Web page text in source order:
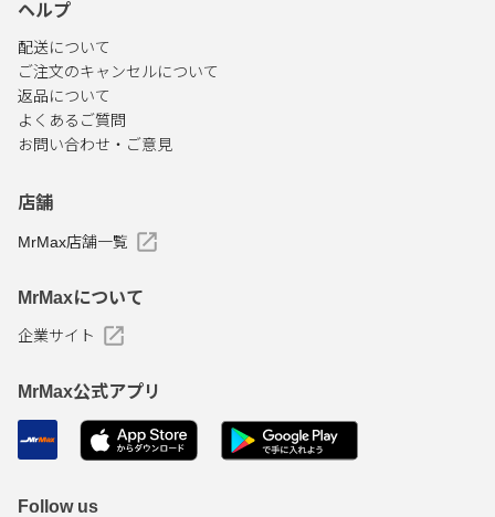
ヘルプ
配送について
ご注文のキャンセルについて
返品について
よくあるご質問
お問い合わせ・ご意見
店舗
MrMax店舗一覧
MrMaxについて
企業サイト
MrMax公式アプリ
Follow us